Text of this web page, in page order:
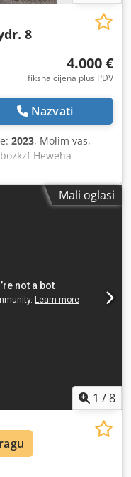
8
4.000 €
fiksna cijena plus PDV
Nazvati
2023, Molim vas,
Heweha
Mali oglasi
1 /8